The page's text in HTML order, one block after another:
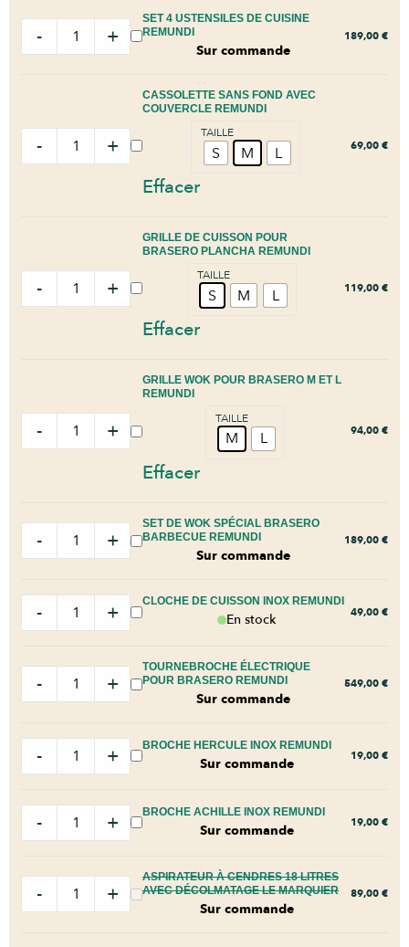
SET 4 USTENSILES DE CUISINE
REMUNDI
Sur commande
- + 189,00 €
CASSOLETTE SANS FOND AVEC
COUVERCLE REMUNDI
TAILLE
S M L
Effacer
- + 69,00 €
GRILLE DE CUISSON POUR
BRASERO PLANCHA REMUNDI
TAILLE
S M L
Effacer
- + 119,00 €
GRILLE WOK POUR BRASERO M ET L
REMUNDI
TAILLE
M L
Effacer
- + 94,00 €
SET DE WOK SPÉCIAL BRASERO
BARBECUE REMUNDI
Sur commande
- + 189,00 €
CLOCHE DE CUISSON INOX REMUNDI
En stock
- + 49,00 €
TOURNEBROCHE ÉLECTRIQUE
POUR BRASERO REMUNDI
Sur commande
- + 549,00 €
BROCHE HERCULE INOX REMUNDI
Sur commande
- + 19,00 €
BROCHE ACHILLE INOX REMUNDI
Sur commande
- + 19,00 €
ASPIRATEUR À CENDRES 18 LITRES
AVEC DÉCOLMATAGE LE MARQUIER
Sur commande
- + 89,00 €